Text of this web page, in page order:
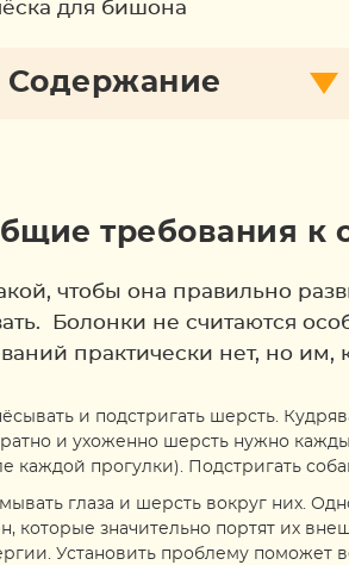
Содержание
требования к
чтобы она правильно
Болонки не считаются
практически нет, но
и подстригать шерсть.
и ухоженно шерсть нужно
каждой прогулки). Подстригать
глаза и шерсть вокруг них.
которые значительно портят их
Установить проблему поможет